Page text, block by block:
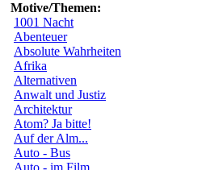
Motive/Themen:
1001 Nacht
Abenteuer
Absolute Wahrheiten
Afrika
Alternativen
Anwalt und Justiz
Architektur
Atom? Ja bitte!
Auf der Alm...
Auto - Bus
Auto - im Film